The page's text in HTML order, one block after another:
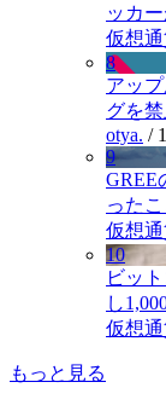
ッカ
仮想
8
アッ
グを禁
otya. /
9
GREE
った
仮想
10
ビッ
し
仮想
もっと見る